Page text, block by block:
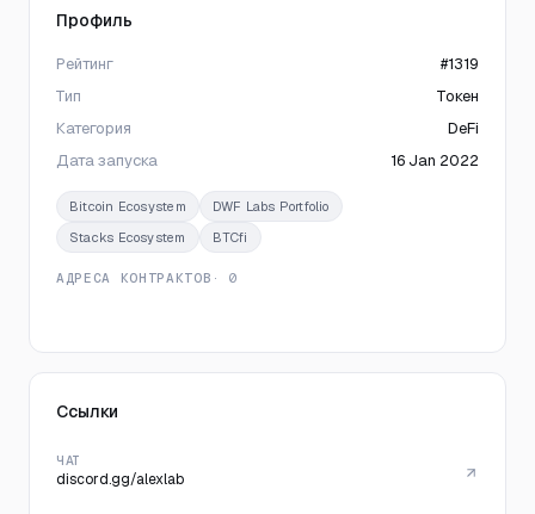
Профиль
Рейтинг
#1319
Тип
Токен
Категория
DeFi
Дата запуска
16 Jan 2022
Bitcoin Ecosystem
DWF Labs Portfolio
Stacks Ecosystem
BTCfi
АДРЕСА КОНТРАКТОВ · 0
Ссылки
ЧАТ
discord.gg/alexlab